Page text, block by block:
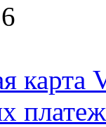
карта